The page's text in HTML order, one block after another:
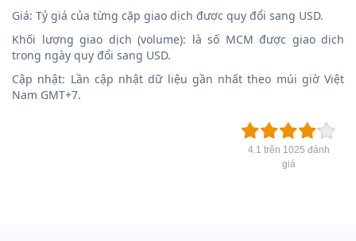
Giá: Tỷ giá của từng cặp giao dịch được quy đổi sang USD.
Khối lượng giao dịch (volume): là số MCM được giao dịch
trong ngày quy đổi sang USD.
Cập nhật: Lần cập nhật dữ liệu gần nhất theo múi giờ Việt
Nam GMT+7.
4.1 trên 1025 đánh
giá